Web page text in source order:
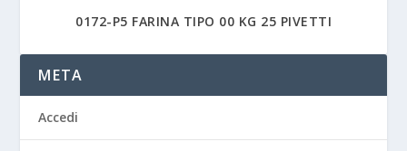
0172-P5 FARINA TIPO 00 KG 25 PIVETTI
META
Accedi